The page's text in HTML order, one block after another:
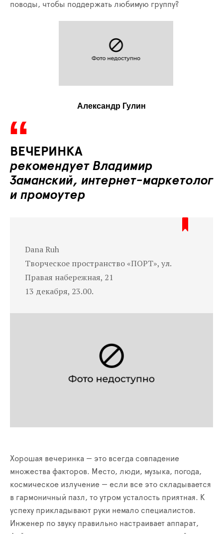
поводы, чтобы поддержать любимую группу?
Александр Гулин
ВЕЧЕРИНКА
рекомендует Владимир
Заманский, интернет-маркетолог
и промоутер
Dana Ruh
Творческое пространство «ПОРТ», ул.
Правая набережная, 21
13 декабря, 23.00.
Хорошая вечеринка — это всегда совпадение
множества факторов. Место, люди, музыка, погода,
космическое излучение — если все это складывается
в гармоничный пазл, то утром усталость приятная. К
успеху прикладывают руки немало специалистов.
Инженер по звуку правильно настраивает аппарат,